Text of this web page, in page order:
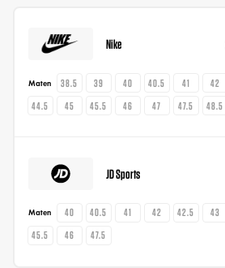
Nike
Maten 38.5 39 40 40.5 41 42
44.5
45 45.5 46 47 47.5 48.5
JD Sports
Maten 40 40.5 41 42 42.5 43
45.5
46 47.5